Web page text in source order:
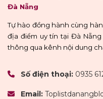
Đà Nẵng
Tự hào đồng hành cùng
địa điểm uy tín tại Đà
thông qua kênh nội dung
Số điện thoại: 0935
Email: